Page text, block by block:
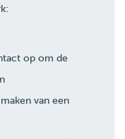
op om de
van een